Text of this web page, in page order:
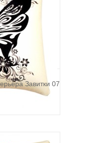
Завитки 07